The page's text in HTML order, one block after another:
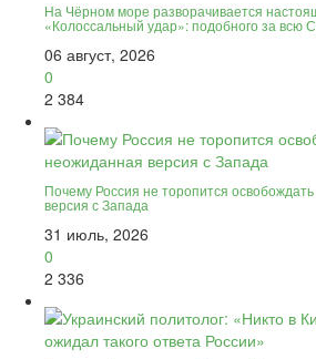
На Чёрном море разворачивается
«Колоссальный удар»: подобного за всю
06 август, 2026
0
2 384
Почему Россия не торопится
версия с Запада
31 июль, 2026
0
2 336